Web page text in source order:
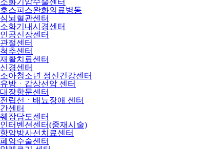
소화기암수술센터
호스피스완화의료병동
심뇌혈관센터
소화기내시경센터
인공신장센터
관절센터
척추센터
재활치료센터
신경센터
소아청소년 정신건강센터
유방ㆍ갑상선암 센터
대장항문센터
전립선ㆍ배뇨장애 센터
간센터
췌장담도센터
인터벤션센터(중재시술)
항암방사선치료센터
폐암수술센터